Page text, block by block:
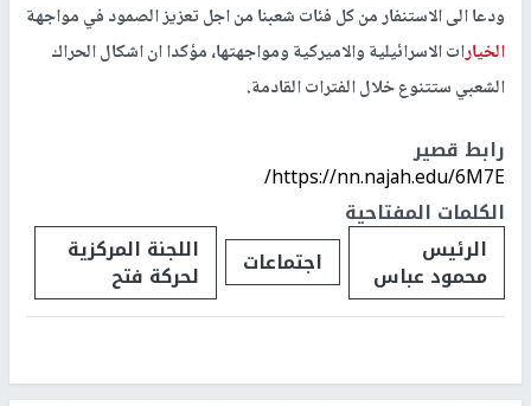
ودعا الى الاستنفار من كل فئات شعبنا من اجل تعزيز الصمود في مواجهة
الخيارات الاسرائيلية والاميركية ومواجهتها، مؤكدا ان اشكال الحراك
الشعبي ستتنوع خلال الفترات القادمة.
رابط قصير
https://nn.najah.edu/6M7E/
الكلمات المفتاحية
الرئيس
محمود عباس اجتماعات اللجنة المركزية
لحركة فتح